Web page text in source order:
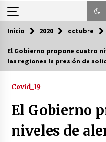
Post más
Por qué el
divertido (y
10 de
Inicio 2020 octubre
El Gobierno propone cuatro
las regiones la presión de
Covid_19
El Gobierno
niveles de